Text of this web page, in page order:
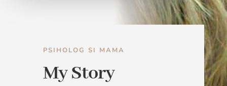
PSIHOLOG SI MAMA
My Story